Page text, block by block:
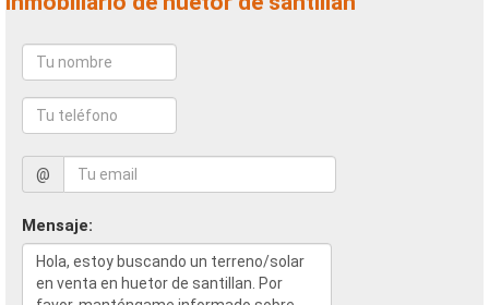
@
Mensaje: